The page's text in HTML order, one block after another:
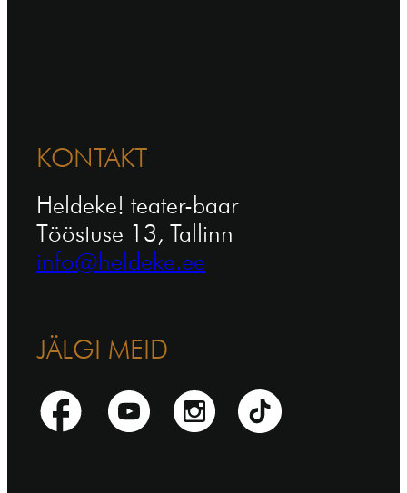
KONTAKT
Heldeke! teater-baar
Tööstuse 13, Tallinn
info@heldeke.ee
JÄLGI MEID